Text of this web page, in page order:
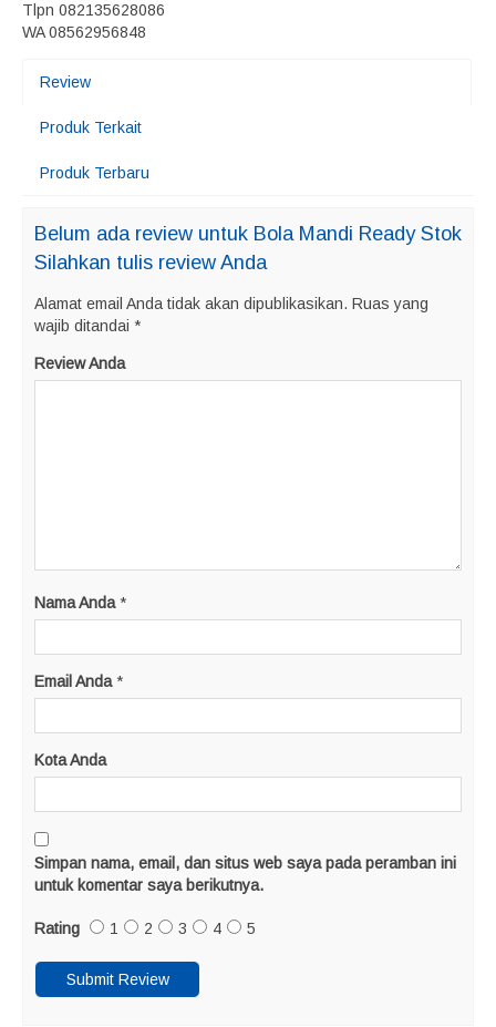
Tlpn 082135628086
WA 08562956848
Review
Produk Terkait
Produk Terbaru
Belum ada review untuk Bola Mandi Ready Stok
Silahkan tulis review Anda
Alamat email Anda tidak akan dipublikasikan. Ruas yang
wajib ditandai *
Review Anda
Nama Anda *
Email Anda *
Kota Anda
Simpan nama, email, dan situs web saya pada peramban ini
untuk komentar saya berikutnya.
Rating 1 2 3 4 5